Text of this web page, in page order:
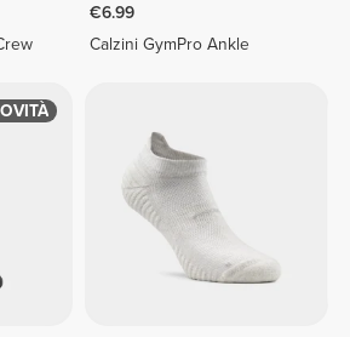
€6.99
Calzini GymPro Ankle